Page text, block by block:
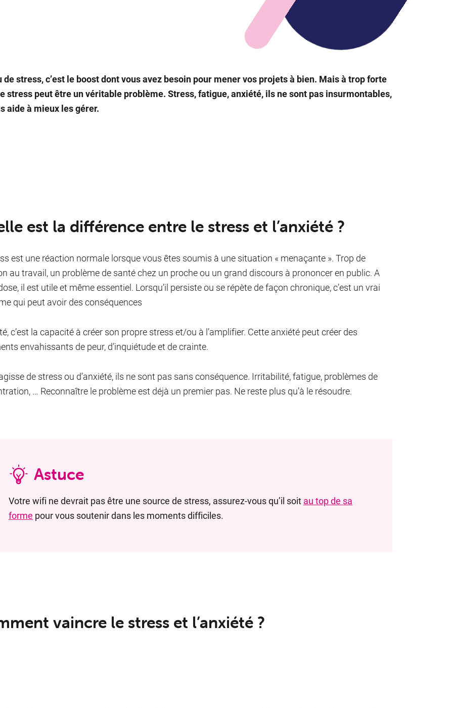
de stress, c’est le boost dont vous avez besoin pour mener vos projets à bien. Mais à trop forte
stress peut être un véritable problème. Stress, fatigue, anxiété, ils ne sont pas insurmontables,
aide à mieux les gérer.
est la dif­fé­rence entre le stress et l’an­xié­té ?
est une réaction normale lorsque vous êtes soumis à une situation « menaçante ». Trop de
au travail, un problème de santé chez un proche ou un grand discours à prononcer en public. A
il est utile et même essentiel. Lorsqu’il persiste ou se répète de façon chronique, c’est un vrai
qui peut avoir des conséquences
c’est la capacité à créer son propre stress et/ou à l’amplifier. Cette anxiété peut créer des
envahissants de peur, d’inquiétude et de crainte.
de stress ou d’anxiété, ils ne sont pas sans conséquence. Irritabilité, fatigue, problèmes de
… Reconnaître le problème est déjà un premier pas. Ne reste plus qu’à le résoudre.
Astuce
Votre wifi ne devrait pas être une source de stress, assurez-vous qu’il soit au top de sa
forme pour vous soutenir dans les moments difficiles.
vaincre le stress et l’an­xié­té ?